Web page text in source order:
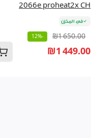
2066e proheat2x CH
في المخزن
₪1 650.00
-12%
₪1 449.00